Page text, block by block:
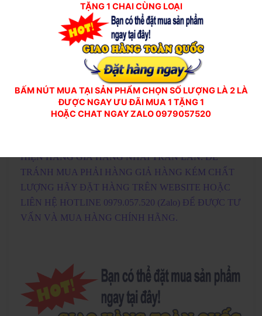
HIỆN HÀNG GIẢ HÀNG NHÁI TRÀN LAN. ĐỂ
TRÁNH MUA PHẢI HÀNG GIẢ HÀNG KÉM CHẤT
LƯỢNG HÃY ĐẶT HÀNG TRÊN WEBSITE HOẶC
LIÊN HỆ HOTLINE 0979.057.520 (Zalo) ĐỂ ĐƯỢC TƯ
VẤN VÀ MUA HÀNG CHÍNH HÃNG.
TẶNG 1 CHAI CÙNG LOẠI
BẤM NÚT MUA TẠI SẢN PHẨM CHỌN SỐ LƯỢNG LÀ 2 LÀ
ĐƯỢC NGAY ƯU ĐÃI MUA 1 TẶNG 1
HOẶC CHAT NGAY ZALO 0979057520